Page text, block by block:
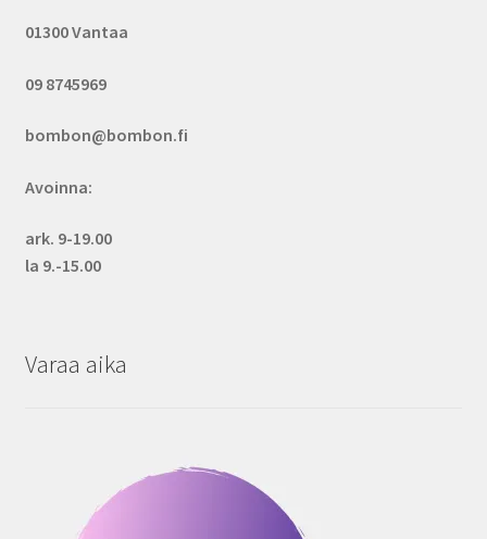
01300 Vantaa
09 8745969
bombon@bombon.fi
Avoinna:
ark. 9-19.00
la 9.-15.00
Varaa aika